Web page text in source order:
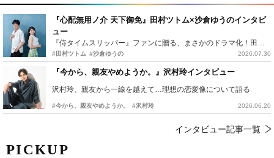
PICKUP
『心配無用ノ介 天下御免』田村ツトム×沙倉ゆうのインタビ
ュー
『侍タイムスリッパー』ファンに贈る、まさかのドラマ化！田村ツトム×沙倉ゆうのが語る『心配無用ノ介』撮影秘話
#田村ツトム #沙倉ゆうの 2026.07.30
『今から、親友やめようか。』沢村玲インタビュー
沢村玲、親友から一線を越えて…理想の恋愛像について語る
#今から、親友やめようか。 #沢村玲 2026.06.20
インタビュー記事一覧